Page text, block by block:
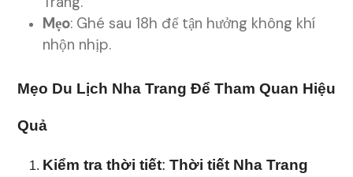
Mẹo: Ghé sau 18h để tận hưởng không khí
nhộn nhịp.
Mẹo Du Lịch Nha Trang Để Tham Quan Hiệu
Quả
Kiểm tra thời tiết: Thời tiết Nha Trang